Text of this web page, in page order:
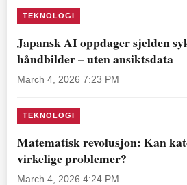
TEKNOLOGI
Japansk AI oppdager sjelden
håndbilder – uten ansiktsdata
March 4, 2026 7:23 PM
TEKNOLOGI
Matematisk revolusjon: Kan
virkelige problemer?
March 4, 2026 4:24 PM